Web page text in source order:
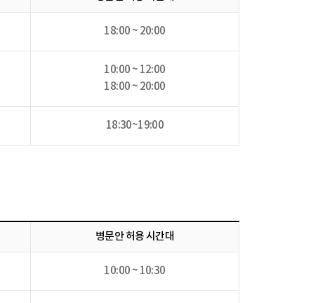
18:00 ~ 20:00
10:00 ~ 12:00
18:00 ~ 20:00
18:30~19:00
병문안 허용 시간대
10:00 ~ 10:30